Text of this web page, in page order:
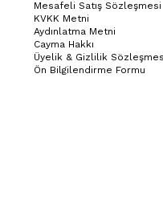
Mesafeli Satış Sözleşmesi
KVKK Metni
Aydınlatma Metni
Cayma Hakkı
Üyelik & Gizlilik
Ön Bilgilendirme Formu